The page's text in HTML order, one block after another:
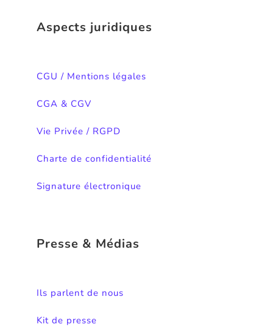
Aspects juridiques
CGU / Mentions légales
CGA & CGV
Vie Privée / RGPD
Charte de confidentialité
Signature électronique
Presse & Médias
Ils parlent de nous
Kit de presse